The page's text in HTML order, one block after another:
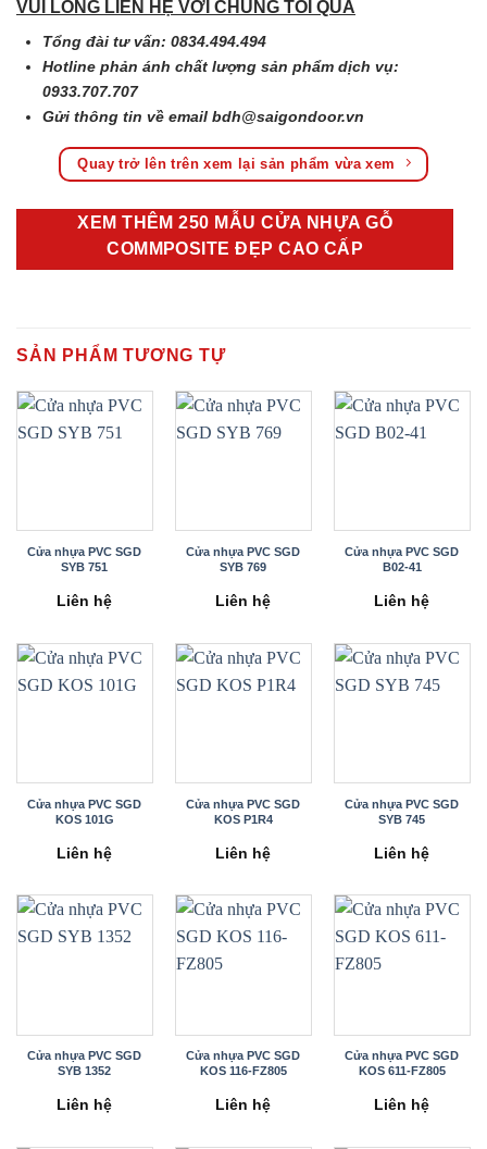
VUI LÒNG LIÊN HỆ VỚI CHÚNG TÔI QUA
Tổng đài tư vấn: 0834.494.494
Hotline phản ánh chất lượng sản phẩm dịch vụ:
0933.707.707
Gửi thông tin về emailbdh@saigondoor.vn
Quay trở lên trên xem lại sản phẩm vừa xem
XEM THÊM 250 MẪU CỬA NHỰA GỖ
COMMPOSITE ĐẸP CAO CẤP
SẢN PHẨM TƯƠNG TỰ
Cửa nhựa PVC SGD
SYB 751
Liên hệ
Cửa nhựa PVC SGD
SYB 769
Liên hệ
Cửa nhựa PVC SGD
B02-41
Liên hệ
Cửa nhựa PVC SGD
KOS 101G
Liên hệ
Cửa nhựa PVC SGD
KOS P1R4
Liên hệ
Cửa nhựa PVC SGD
SYB 745
Liên hệ
Cửa nhựa PVC SGD
SYB 1352
Liên hệ
Cửa nhựa PVC SGD
KOS 116-FZ805
Liên hệ
Cửa nhựa PVC SGD
KOS 611-FZ805
Liên hệ